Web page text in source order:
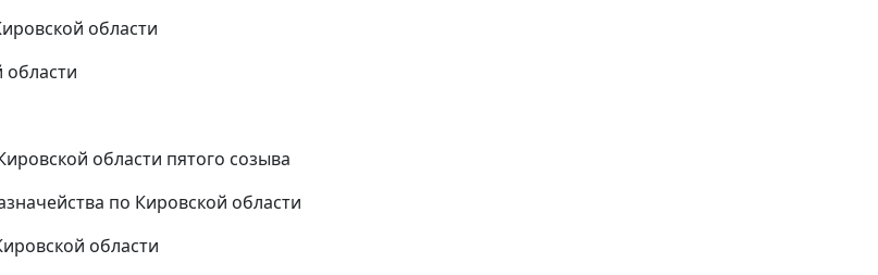
области
области пятого созыва
по Кировской области
области